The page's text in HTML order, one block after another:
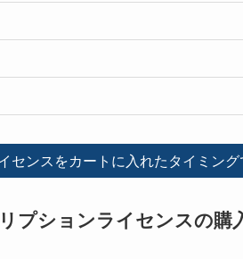
ンスをカートに入れたタイミング
プションライセンスの購